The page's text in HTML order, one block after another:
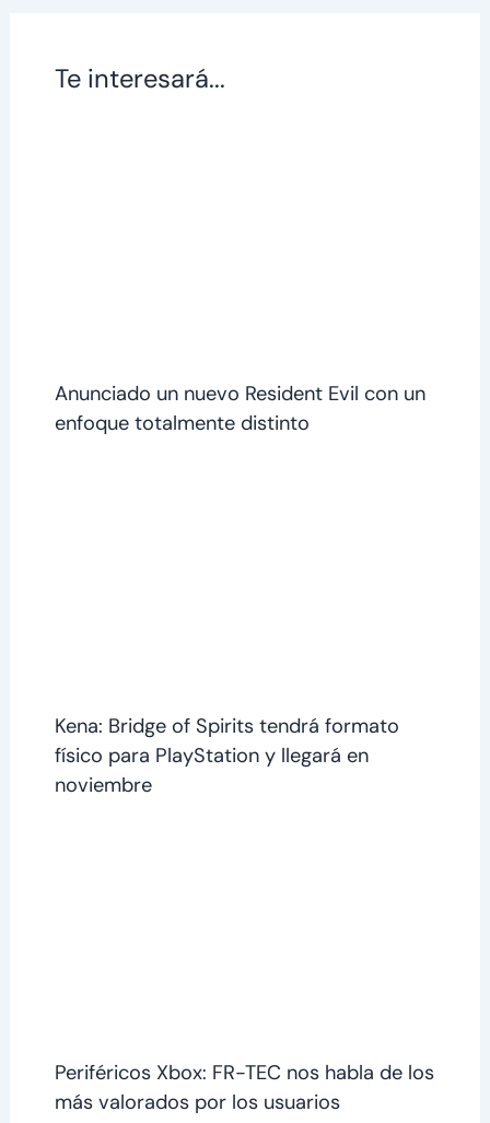
Te interesará...
Anunciado un nuevo Resident Evil con un
enfoque totalmente distinto
Kena: Bridge of Spirits tendrá formato
físico para PlayStation y llegará en
noviembre
Periféricos Xbox: FR-TEC nos habla de los
más valorados por los usuarios